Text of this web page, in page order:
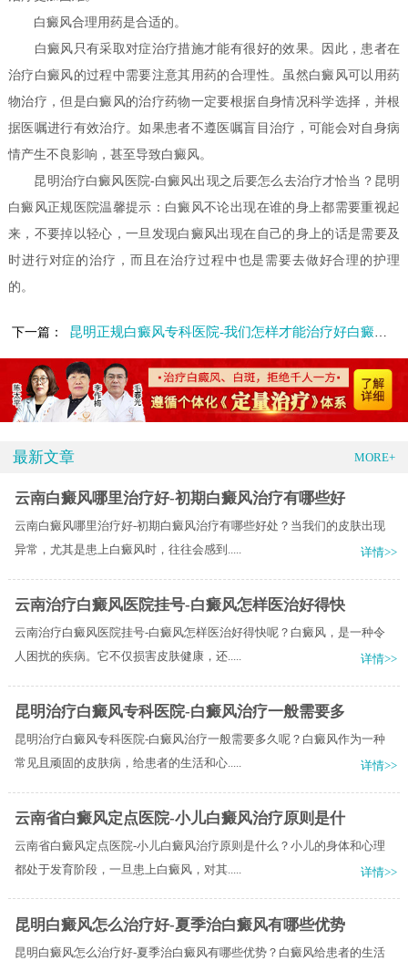
白癜风合理用药是合适的。
白癜风只有采取对症治疗措施才能有很好的效果。因此，患者在
治疗白癜风的过程中需要注意其用药的合理性。虽然白癜风可以用药
物治疗，但是白癜风的治疗药物一定要根据自身情况科学选择，并根
据医嘱进行有效治疗。如果患者不遵医嘱盲目治疗，可能会对自身病
情产生不良影响，甚至导致白癜风。
昆明治疗白癜风医院-白癜风出现之后要怎么去治疗才恰当？昆明
白癜风正规医院温馨提示：白癜风不论出现在谁的身上都需要重视起
来，不要掉以轻心，一旦发现白癜风出现在自己的身上的话是需要及
时进行对症的治疗，而且在治疗过程中也是需要去做好合理的护理
的。
下一篇： 昆明正规白癜风专科医院-我们怎样才能治疗好白癜风呢
最新文章 MORE+
云南白癜风哪里治疗好-初期白癜风治疗有哪些好
云南白癜风哪里治疗好-初期白癜风治疗有哪些好处？当我们的皮肤出现
异常，尤其是患上白癜风时，往往会感到.....
详情>>
云南治疗白癜风医院挂号-白癜风怎样医治好得快
云南治疗白癜风医院挂号-白癜风怎样医治好得快呢？白癜风，是一种令
人困扰的疾病。它不仅损害皮肤健康，还.....
详情>>
昆明治疗白癜风专科医院-白癜风治疗一般需要多
昆明治疗白癜风专科医院-白癜风治疗一般需要多久呢？白癜风作为一种
常见且顽固的皮肤病，给患者的生活和心.....
详情>>
云南省白癜风定点医院-小儿白癜风治疗原则是什
云南省白癜风定点医院-小儿白癜风治疗原则是什么？小儿的身体和心理
都处于发育阶段，一旦患上白癜风，对其.....
详情>>
昆明白癜风怎么治疗好-夏季治白癜风有哪些优势
昆明白癜风怎么治疗好-夏季治白癜风有哪些优势？白癜风给患者的生活